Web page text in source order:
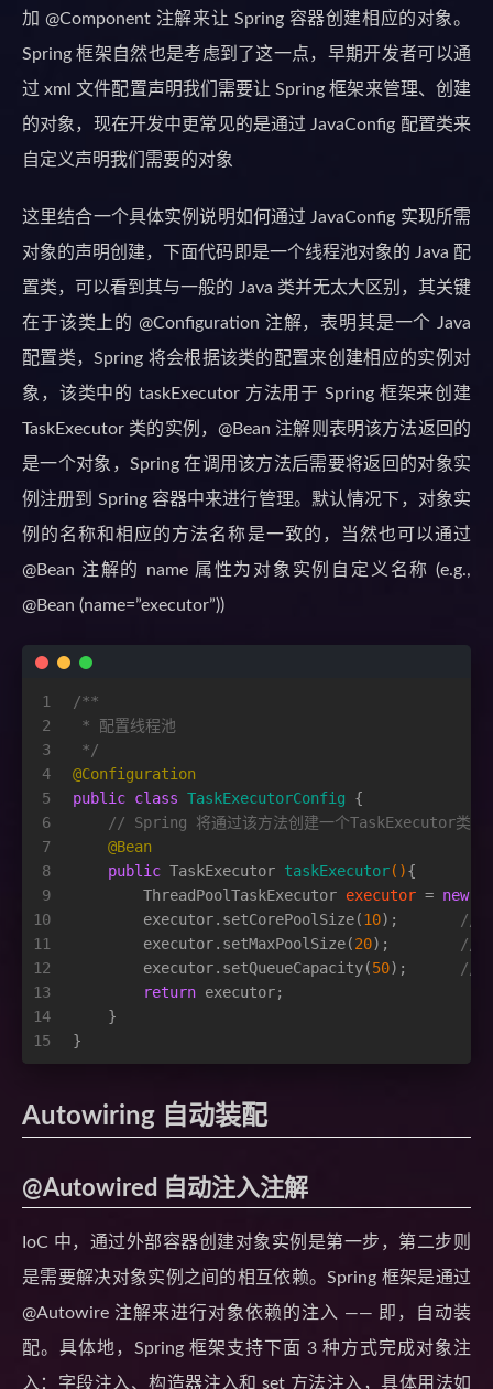
加 @Component 注解来让 Spring 容器创建相应的对象。
Spring 框架自然也是考虑到了这一点，早期开发者可以通
过 xml 文件配置声明我们需要让 Spring 框架来管理、创建
的对象，现在开发中更常见的是通过 JavaConfig 配置类来
自定义声明我们需要的对象
这里结合一个具体实例说明如何通过 JavaConfig 实现所需
对象的声明创建，下面代码即是一个线程池对象的 Java 配
置类，可以看到其与一般的 Java 类并无太大区别，其关键
在于该类上的 @Configuration 注解，表明其是一个 Java
配置类，Spring 将会根据该类的配置来创建相应的实例对
象，该类中的 taskExecutor 方法用于 Spring 框架来创建
TaskExecutor 类的实例，@Bean 注解则表明该方法返回的
是一个对象，Spring 在调用该方法后需要将返回的对象实
例注册到 Spring 容器中来进行管理。默认情况下，对象实
例的名称和相应的方法名称是一致的，当然也可以通过
@Bean 注解的 name 属性为对象实例自定义名称 (e.g.,
@Bean (name=”executor”))
1
2
3
4
5
6
7
8
9
10
11
12
13
14
15
/**
* 配置线程池
*/
@Configuration
public class TaskExecutorConfig {
// Spring 将通过该方法创建一个TaskExecutor类的
@Bean
public TaskExecutor taskExecutor(){
ThreadPoolTaskExecutor executor = new
        executor.setCorePoolSize(
10);
//
        executor.setMaxPoolSize(
20);
//
        executor.setQueueCapacity(
50);
//
return executor;
    }
}
Autowiring 自动装配
@Autowired 自动注入注解
IoC 中，通过外部容器创建对象实例是第一步，第二步则
是需要解决对象实例之间的相互依赖。Spring 框架是通过
@Autowire 注解来进行对象依赖的注入 —— 即，自动装
配。具体地，Spring 框架支持下面 3 种方式完成对象注
入：字段注入、构造器注入和 set 方法注入，具体用法如